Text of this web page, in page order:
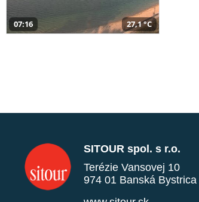
07:16 27,1 °C
SITOUR spol. s r.o.
Terézie Vansovej 10
974 01 Banská Bystrica